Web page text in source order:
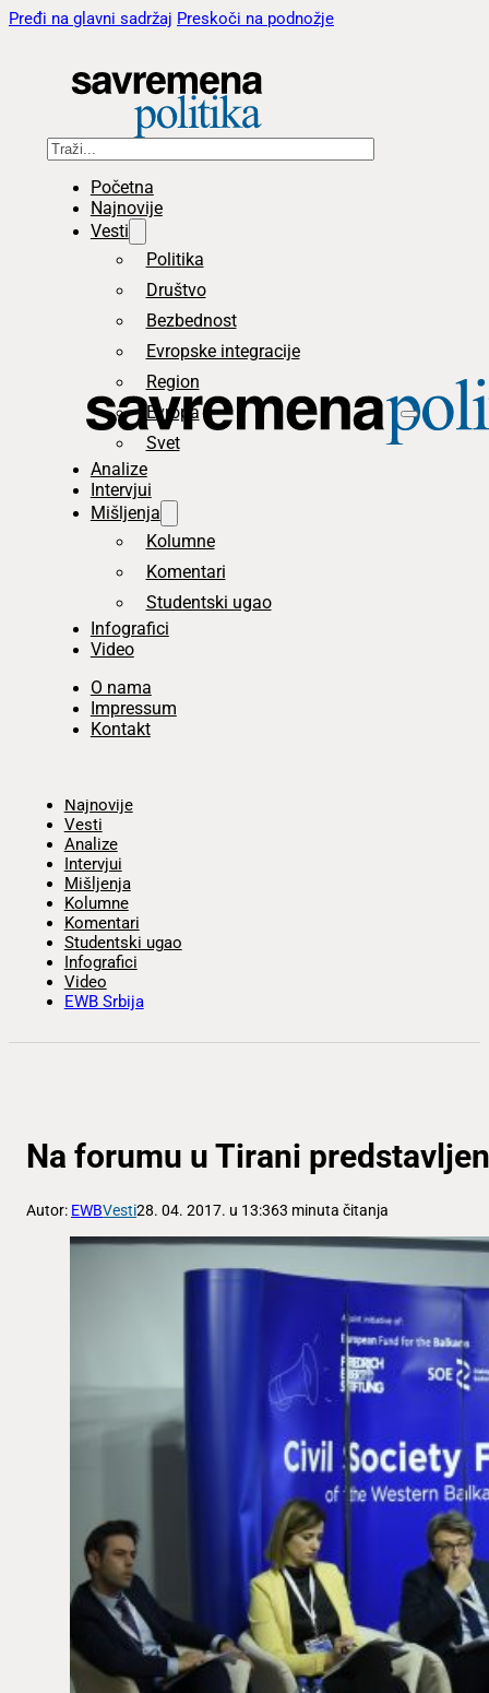
Pređi na glavni sadržaj Preskoči na podnožje
Pretraga
Početna
Najnovije
Vesti
Politika
Društvo
Bezbednost
Evropske integracije
Region
Evropa
Svet
Analize
Intervjui
Mišljenja
Kolumne
Komentari
Studentski ugao
Infografici
Video
O nama
Impressum
Kontakt
Najnovije
Vesti
Analize
Intervjui
Mišljenja
Kolumne
Komentari
Studentski ugao
Infografici
Video
EWB Srbija
Na forumu u Tirani
Autor: EWBVesti28. 04. 2017. u 13:363 minuta čitanja